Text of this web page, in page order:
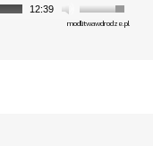
12:39
modlitwawdrodze.pl